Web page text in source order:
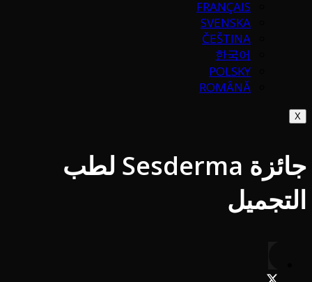
FRANÇAIS
SVENSKA
ČEŠTINA
한국어
POLSKY
ROMÂNĂ
X
جائزة Sesderma لطب
التجميل